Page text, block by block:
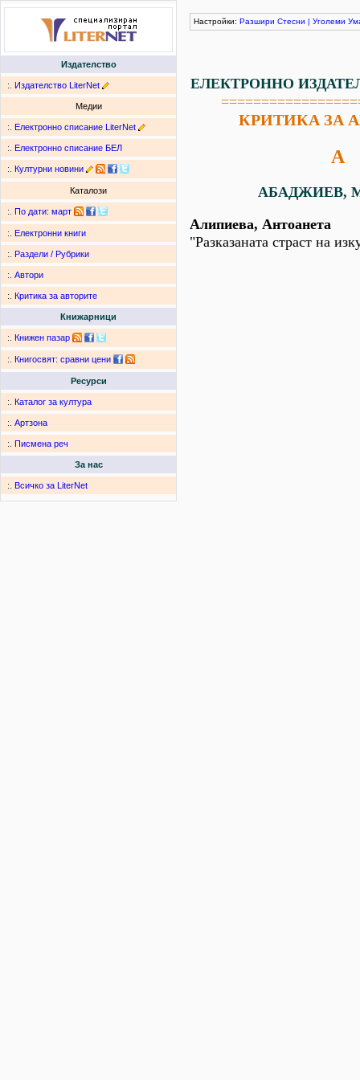
Издателство
:. Издателство LiterNet
Медии
:. Електронно списание LiterNet
:. Електронно списание БЕЛ
:. Културни новини
Каталози
:. По дати: март
:. Електронни книги
:. Раздели / Рубрики
:. Автори
:. Критика за авторите
Книжарници
:. Книжен пазар
:. Книгосвят: сравни цени
Ресурси
:. Каталог за култура
:. Артзона
:. Писмена реч
За нас
:. Всичко за LiterNet
Настройки: Разшири Стесни | Уголеми
ЕЛЕКТРОННО
КРИТИКА ЗА
А
АБАДЖИЕВ,
Алипиева, Антоанета
"Разказаната страст на